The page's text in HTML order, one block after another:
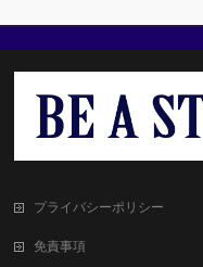
プライバシーポリシー
免責事項